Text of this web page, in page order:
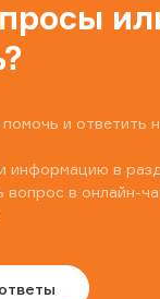
и ответить
информацию в
вопрос в онлайн-